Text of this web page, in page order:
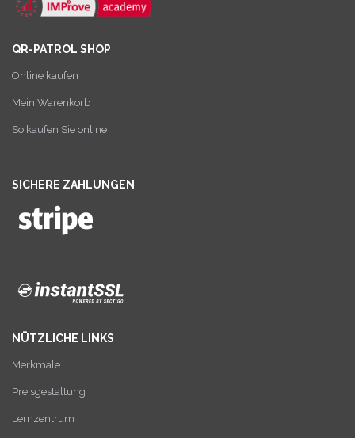
QR-PATROL SHOP
Online kaufen
Mein Warenkorb
So kaufen Sie online
SICHERE ZAHLUNGEN
NÜTZLICHE LINKS
Merkmale
Preisgestaltung
Lernzentrum